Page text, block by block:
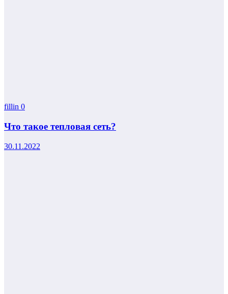
fillin 0
Что такое тепловая сеть?
30.11.2022